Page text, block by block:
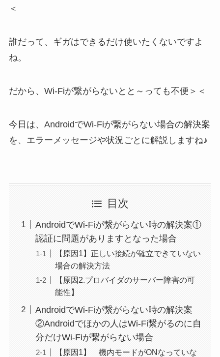
＜
誰だって、ギガはできるだけ使いたくないですよ
ね。
だから、Wi-Fiが繋がらないとと～っても不便＞＜
今日は、AndroidでWi-Fiが繋がらない場合の解決案
を、エラーメッセージや状況ごとに解説しますね♪
目次
AndroidでWi-Fiが繋がらない時の解決案①
認証に問題がありますとなった場合
【原因1】正しい接続が確立できていない
場合の解決方法
【原因2.プロバイダのサーバー障害の可
能性】
AndroidでWi-Fiが繋がらない時の解決案
②Androidでほかの人はWi-Fi繋がるのに自
分だけWi-Fiが繋がらない場合
【原因1】 機内モードがONなっていな